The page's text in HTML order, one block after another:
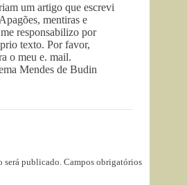
um artigo que escrevi
mentiras e
responsabilizo por
texto. Por favor,
o meu e. mail.
Mendes de Budin
será publicado. Campos obrigatórios